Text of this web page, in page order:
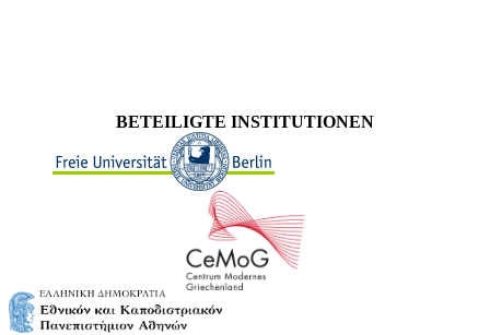
BETEILIGTE INSTITUTIONEN